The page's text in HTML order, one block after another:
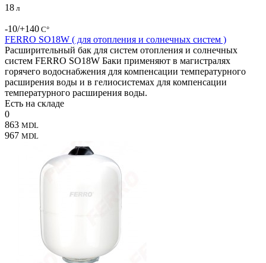
18 л
-10/+140 С°
FERRO SO18W ( для отопления и солнечных систем )
Расширительный бак для систем отопления и солнечных
систем FERRO SO18W Баки применяют в магистралях
горячего водоснабжения для компенсации температурного
расширения воды и в гелиосистемах для компенсации
температурного расширения воды.
Есть на складе
0
863 MDL
967 MDL